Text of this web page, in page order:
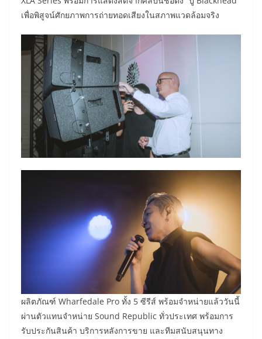
เพื่อพิสูจน์ศักยภาพการถ่ายทอดเสียงในสภาพแวดล้อมจริง
ผลิตภัณฑ์ Wharfedale Pro ทั้ง 5 ซีรีส์ พร้อมจำหน่ายแล้ววันนี้
ผ่านตัวแทนจำหน่าย Sound Republic ทั่วประเทศ พร้อมการ
รับประกันสินค้า บริการหลังการขาย และทีมสนับสนุนทาง